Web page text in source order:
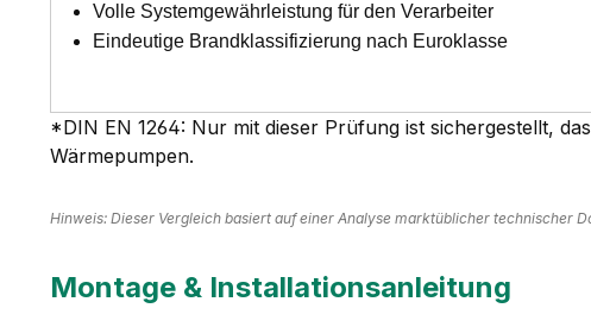
Volle Systemgewährleistung für den Verarbeiter
Eindeutige Brandklassifizierung nach Euroklasse
*DIN EN 1264: Nur mit dieser Prüfung ist sichergestellt,
Wärmepumpen.
Hinweis: Dieser Vergleich basiert auf einer Analyse marktüblicher technischer
Montage & Installationsanleitung